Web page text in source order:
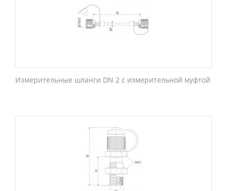
Измерительные шланги DN 2 с измерительной муфтой